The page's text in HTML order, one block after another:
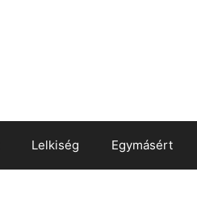
Lelkiség Egymásért